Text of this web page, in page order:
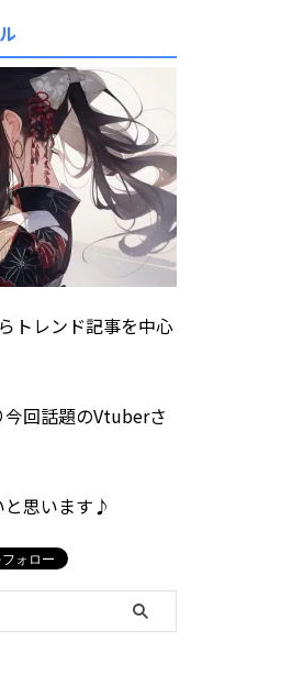
トレンド記事を中心
回話題のVtuberさ
と思います♪